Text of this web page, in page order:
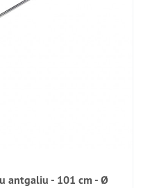
antgaliu - 101 cm - Ø